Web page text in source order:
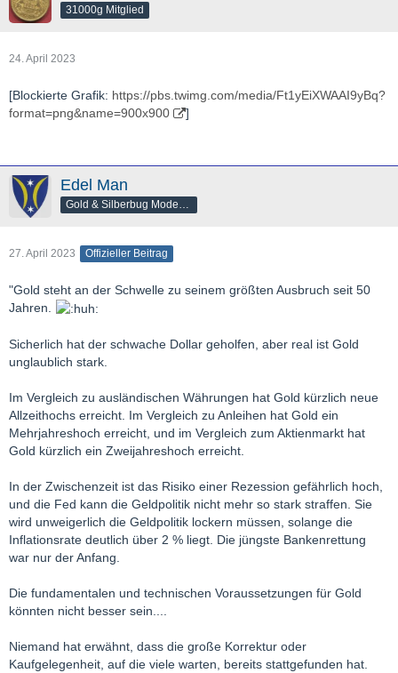
31000g Mitglied
24. April 2023
[Blockierte Grafik: https://pbs.twimg.com/media/Ft1yEiXWAAI9yBq?
format=png&name=900x900
]
Edel Man
Gold & Silberbug Moderator
27. April 2023 Offizieller Beitrag
"Gold steht an der Schwelle zu seinem größten Ausbruch seit 50
Jahren.
Sicherlich hat der schwache Dollar geholfen, aber real ist Gold
unglaublich stark.
Im Vergleich zu ausländischen Währungen hat Gold kürzlich neue
Allzeithochs erreicht. Im Vergleich zu Anleihen hat Gold ein
Mehrjahreshoch erreicht, und im Vergleich zum Aktienmarkt hat
Gold kürzlich ein Zweijahreshoch erreicht.
In der Zwischenzeit ist das Risiko einer Rezession gefährlich hoch,
und die Fed kann die Geldpolitik nicht mehr so stark straffen. Sie
wird unweigerlich die Geldpolitik lockern müssen, solange die
Inflationsrate deutlich über 2 % liegt. Die jüngste Bankenrettung
war nur der Anfang.
Die fundamentalen und technischen Voraussetzungen für Gold
könnten nicht besser sein....
Niemand hat erwähnt, dass die große Korrektur oder
Kaufgelegenheit, auf die viele warten, bereits stattgefunden hat.